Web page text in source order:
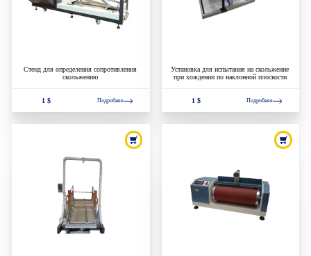
Стенд для определения сопротивления
скольжению
1 $ Подробнее
Установка для испытания на скольжение
при хождении по наклонной плоскости
1 $ Подробнее